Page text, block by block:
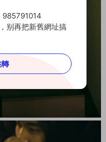
985791014
别再把新舊網址搞
轉